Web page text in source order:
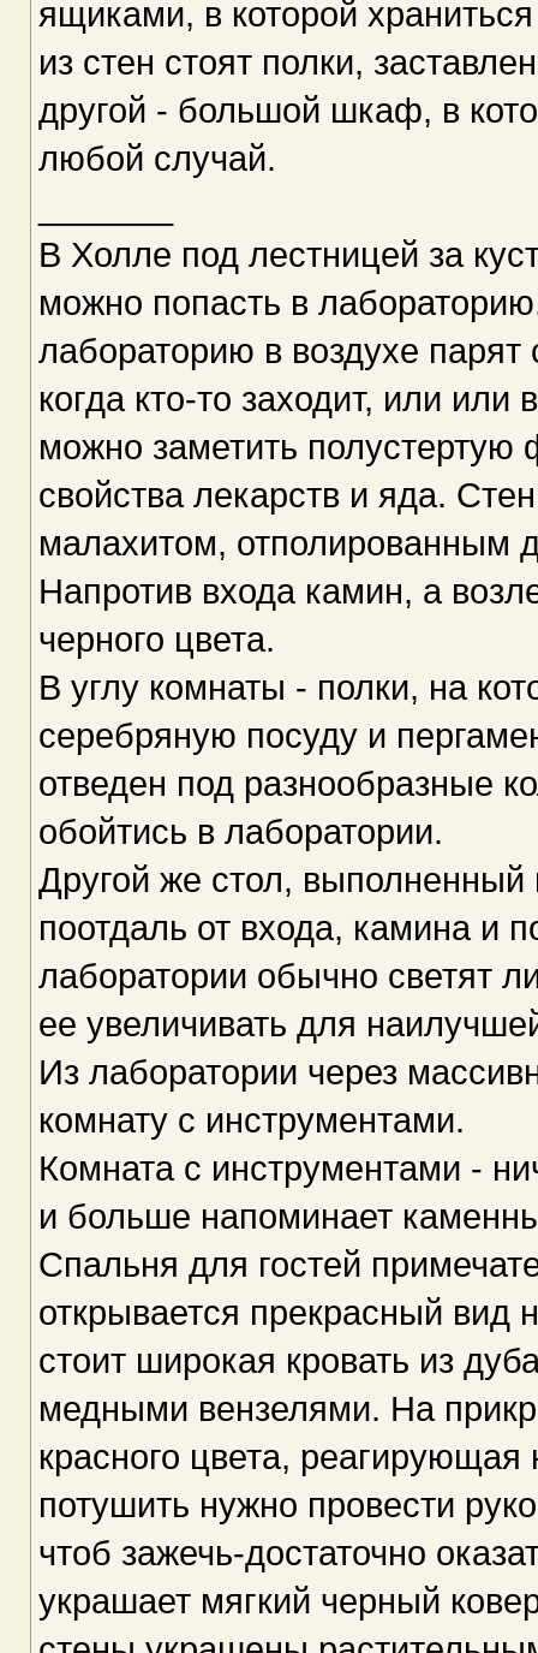
ящиками, в которой
из стен стоят полки,
другой - большой шкаф, в
любой случай.
В Холле под лестницей за
можно попасть в
лабораторию в воздухе парят
когда кто-то заходит, или
можно заметить
свойства лекарств и яда.
малахитом, отполированным
Напротив входа камин, а
черного цвета.
В углу комнаты - полки, на
серебряную посуду и
отведен под разнообразные
обойтись в лаборатории.
Другой же стол,
поотдаль от входа, камина и
лаборатории обычно светят
ее увеличивать для
Из лаборатории через
комнату с инструментами.
Комната с инструментами -
и больше напоминает
Спальня для гостей
открывается прекрасный вид
стоит широкая кровать из
медными вензелями. На
красного цвета,
потушить нужно провести
чтоб зажечь-достаточно
украшает мягкий черный